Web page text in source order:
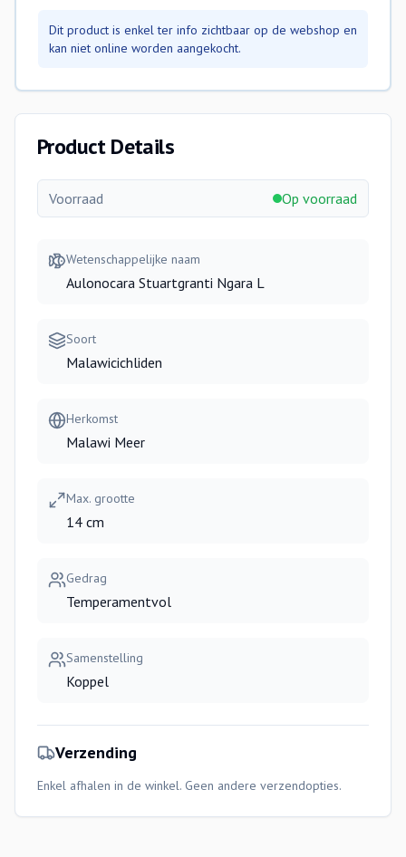
Dit product is enkel ter info zichtbaar op de webshop en
kan niet online worden aangekocht.
Product Details
Voorraad Op voorraad
Wetenschappelijke naam
Aulonocara Stuartgranti Ngara L
Soort
Malawicichliden
Herkomst
Malawi Meer
Max. grootte
14 cm
Gedrag
Temperamentvol
Samenstelling
Koppel
Verzending
Enkel afhalen in de winkel. Geen andere verzendopties.